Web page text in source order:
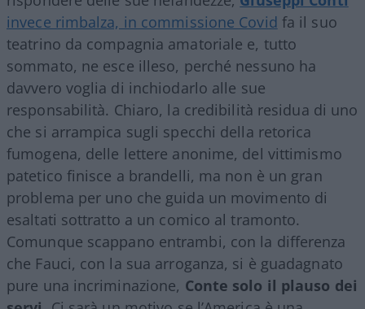
invece rimbalza, in commissione Covid fa il suo
teatrino da compagnia amatoriale e, tutto
sommato, ne esce illeso, perché nessuno ha
davvero voglia di inchiodarlo alle sue
responsabilità. Chiaro, la credibilità residua di uno
che si arrampica sugli specchi della retorica
fumogena, delle lettere anonime, del vittimismo
patetico finisce a brandelli, ma non è un gran
problema per uno che guida un movimento di
esaltati sottratto a un comico al tramonto.
Comunque scappano entrambi, con la differenza
che Fauci, con la sua arroganza, si è guadagnato
pure una incriminazione, Conte solo il plauso dei